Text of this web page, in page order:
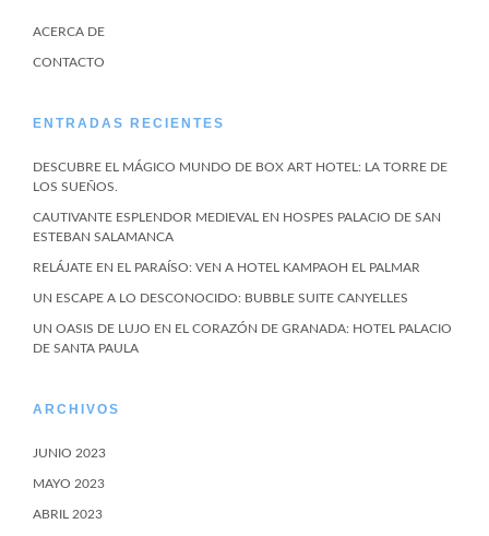
ACERCA DE
CONTACTO
ENTRADAS RECIENTES
DESCUBRE EL MÁGICO MUNDO DE BOX ART HOTEL: LA TORRE DE
LOS SUEÑOS.
CAUTIVANTE ESPLENDOR MEDIEVAL EN HOSPES PALACIO DE SAN
ESTEBAN SALAMANCA
RELÁJATE EN EL PARAÍSO: VEN A HOTEL KAMPAOH EL PALMAR
UN ESCAPE A LO DESCONOCIDO: BUBBLE SUITE CANYELLES
UN OASIS DE LUJO EN EL CORAZÓN DE GRANADA: HOTEL PALACIO
DE SANTA PAULA
ARCHIVOS
JUNIO 2023
MAYO 2023
ABRIL 2023